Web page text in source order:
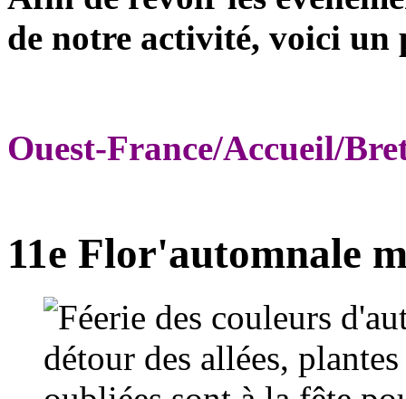
de notre activité, voici un
Ouest-France/Accueil/
11e Flor'automnale